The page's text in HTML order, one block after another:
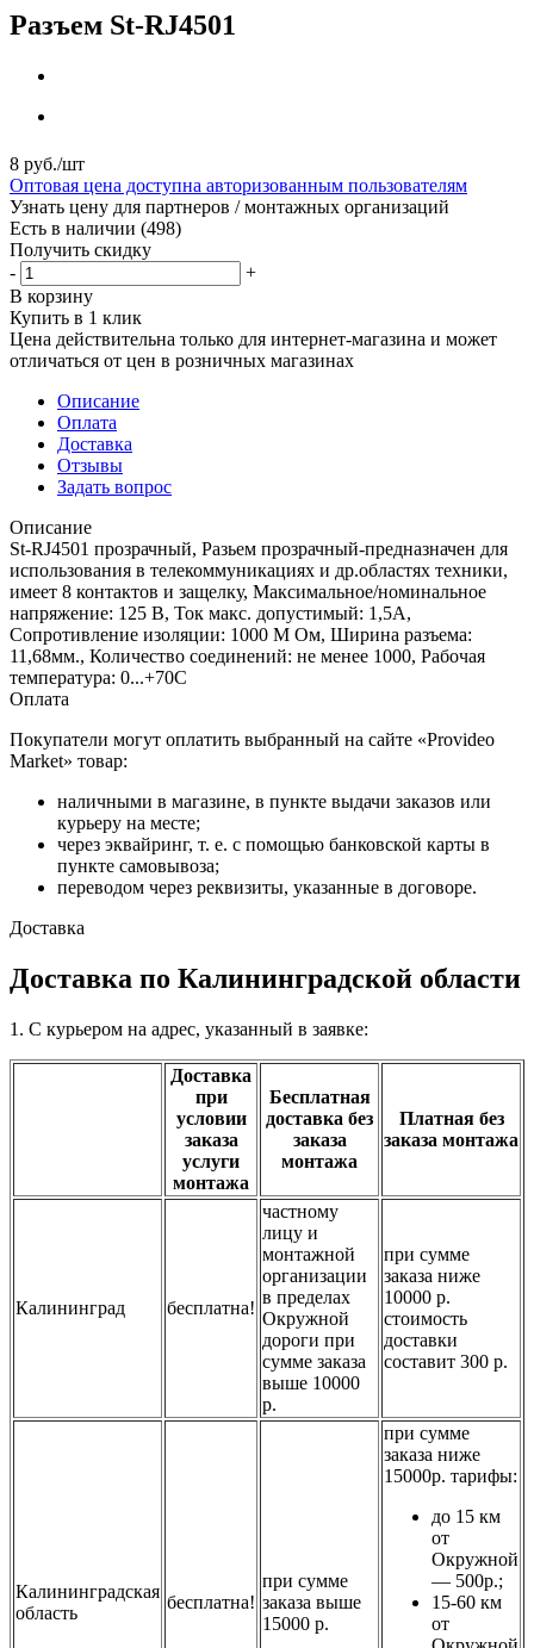
Разъем St-RJ4501
8 руб./шт
Оптовая цена доступна авторизованным пользователям
Узнать цену для партнеров / монтажных организаций
Есть в наличии (498)
Получить скидку
-
+
В корзину
Купить в 1 клик
Цена действительна только для интернет-магазина и может
отличаться от цен в розничных магазинах
Описание
Оплата
Доставка
Отзывы
Задать вопрос
Описание
St-RJ4501 прозрачный, Разьем прозрачный-предназначен для
использования в телекоммуникациях и др.областях техники,
имеет 8 контактов и защелку, Максимальное/номинальное
напряжение: 125 В, Ток макс. допустимый: 1,5А,
Сопротивление изоляции: 1000 М Ом, Ширина разъема:
11,68мм., Количество соединений: не менее 1000, Рабочая
температура: 0...+70С
Оплата
Покупатели могут оплатить выбранный на сайте «Provideo
Market» товар:
наличными в магазине, в пункте выдачи заказов или
курьеру на месте;
через эквайринг, т. е. с помощью банковской карты в
пункте самовывоза;
переводом через реквизиты, указанные в договоре.
Доставка
Доставка по Калининградской области
1. С курьером на адрес, указанный в заявке:
Доставка
при
условии
заказа
услуги
монтажа
Бесплатная
доставка без
заказа
монтажа
Платная без
заказа монтажа
Калининград бесплатна!
частному
лицу и
монтажной
организации
в пределах
Окружной
дороги при
сумме заказа
выше 10000
р.
при сумме
заказа ниже
10000 р.
стоимость
доставки
составит 300 р.
Калининградская
область
бесплатна!
при сумме
заказа выше
15000 р.
при сумме
заказа ниже
15000р. тарифы:
до 15 км
от
Окружной
— 500р.;
15-60 км
от